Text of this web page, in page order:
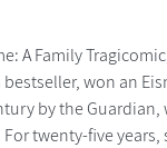
Family Tragicomic,
won an
by the Guardian,
twenty-five